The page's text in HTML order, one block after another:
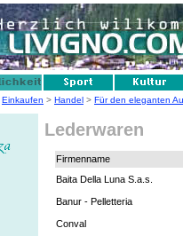
Einkaufen > Handel > Für den eleganten
Lederwaren
Firmenname
Baita Della Luna S.a.s.
Banur - Pelletteria
Conval